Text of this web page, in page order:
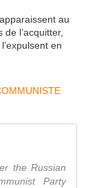
au
l’acquitter,
en
the Russian
Party